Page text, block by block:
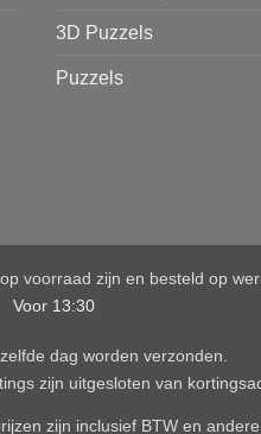
3D Puzzels
Puzzels
voorraad zijn en besteld op
Voor 13:30
dag worden verzonden.
zijn uitgesloten van
zijn inclusief BTW en